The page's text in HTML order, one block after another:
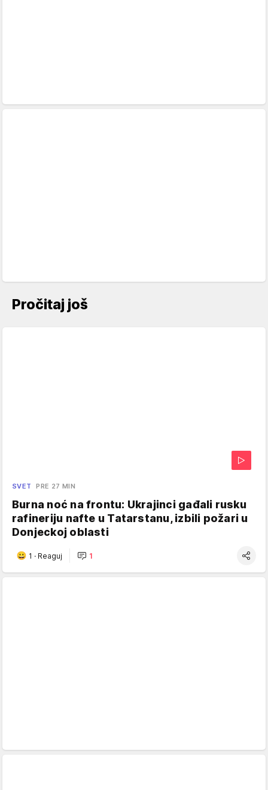
Pročitaj još
SVET PRE 27 MIN
Burna noć na frontu: Ukrajinci gađali rusku
rafineriju nafte u Tatarstanu, izbili požari u
Donjeckoj oblasti
1 · Reaguj 1